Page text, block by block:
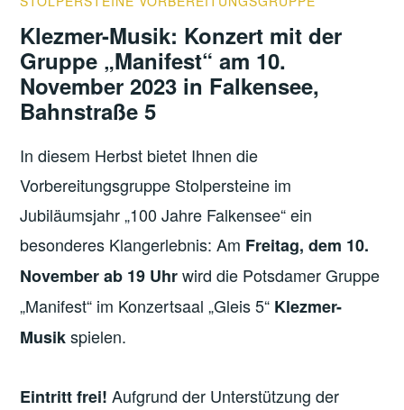
Klezmer-Musik: Konzert mit der
Gruppe „Manifest“ am 10.
November 2023 in Falkensee,
Bahnstraße 5
In diesem Herbst bietet Ihnen die
Vorbereitungsgruppe Stolpersteine im
Jubiläumsjahr „100 Jahre Falkensee“ ein
besonderes Klangerlebnis: Am Freitag, dem 10.
November ab 19 Uhrwird die Potsdamer Gruppe
„Manifest“ im Konzertsaal „Gleis 5“ Klezmer-
Musikspielen.
Eintritt frei! Aufgrund der Unterstützung der